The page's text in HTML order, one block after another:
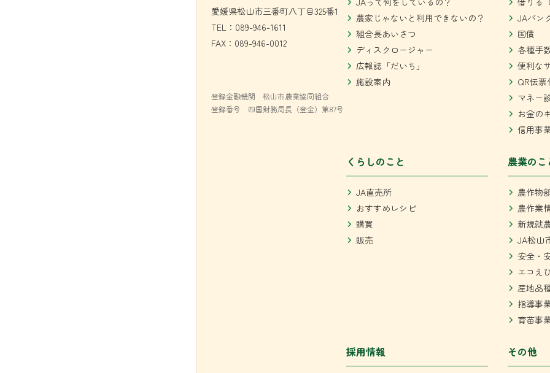
愛媛県松山市三番町八丁目325番1
TEL：089-946-1611
FAX：089-946-0012
登録金融機関 松山市農業協同組合
登録番号 四国財務局長（登金）第87号
農家じゃないと利用できないの？
組合長あいさつ
ディスクロージャー
広報誌「だいち」
施設案内
JAバン
国債
各種手
便利な
QR伝
マネー
お金の
信用事
くらしのこと
JA直売所
おすすめレシピ
購買
販売
農業のこ
農作物
農作業
新規就
JA松山
安全・
エコえ
産地品
指導事
育苗事
採用情報 その他